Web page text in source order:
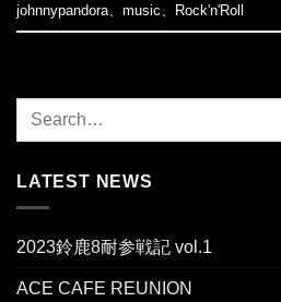
johnnypandora
music Rock'n'Roll
LATEST NEWS
2023鈴鹿8耐参戦記 vol.1
ACE CAFE REUNION